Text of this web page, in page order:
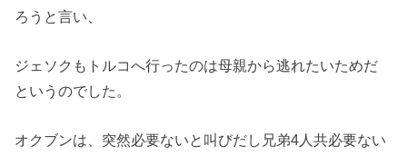
ろうと言い、
ジェソクもトルコへ行ったのは母親から逃れたいためだ
というのでした。
オクブンは、 突然必要ないと叫びだし兄弟4人共必要ない